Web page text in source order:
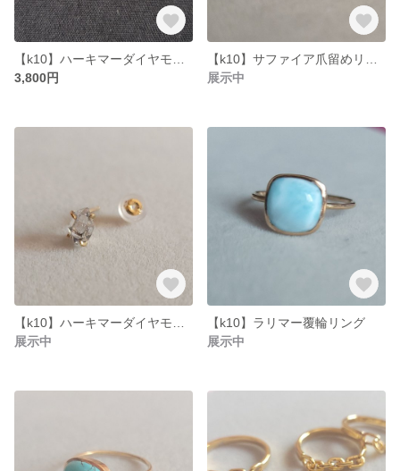
3,800円
展示中
展示中
【k10】ラリマー覆輪リング
展示中